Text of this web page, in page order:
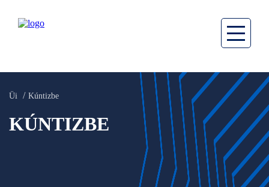
Üi Kúntizbe
KÚNTIZBE